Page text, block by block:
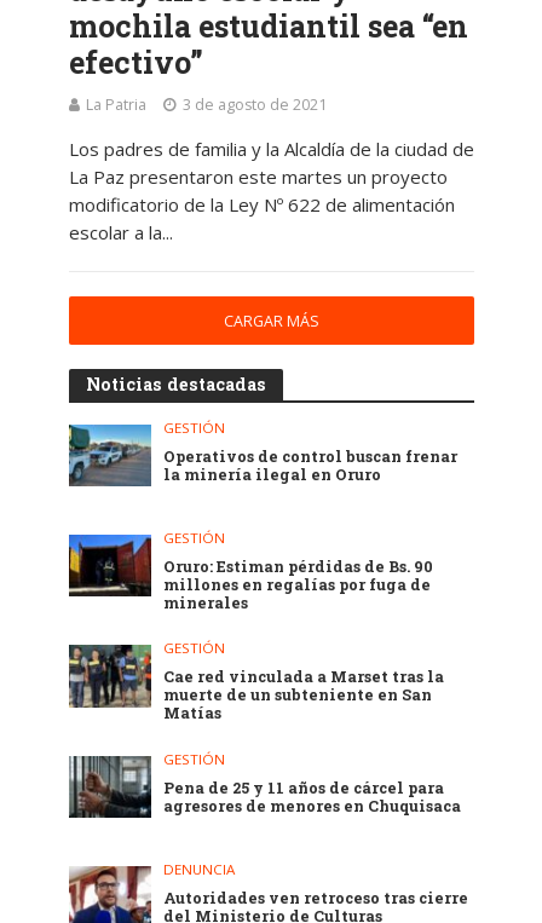
mochila estudiantil sea “en
efectivo”
La Patria 3 de agosto de 2021
Los padres de familia y la Alcaldía de la ciudad de
La Paz presentaron este martes un proyecto
modificatorio de la Ley Nº 622 de alimentación
escolar a la...
CARGAR MÁS
Noticias destacadas
GESTIÓN
Operativos de control buscan frenar
la minería ilegal en Oruro
GESTIÓN
Oruro: Estiman pérdidas de Bs. 90
millones en regalías por fuga de
minerales
GESTIÓN
Cae red vinculada a Marset tras la
muerte de un subteniente en San
Matías
GESTIÓN
Pena de 25 y 11 años de cárcel para
agresores de menores en Chuquisaca
DENUNCIA
Autoridades ven retroceso tras cierre
del Ministerio de Culturas